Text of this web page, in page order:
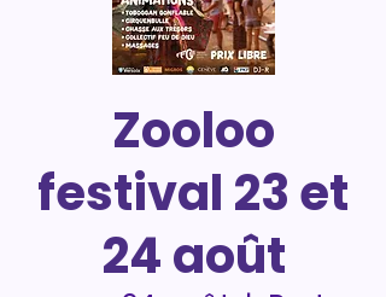
Zooloo
festival 23 et
24 août